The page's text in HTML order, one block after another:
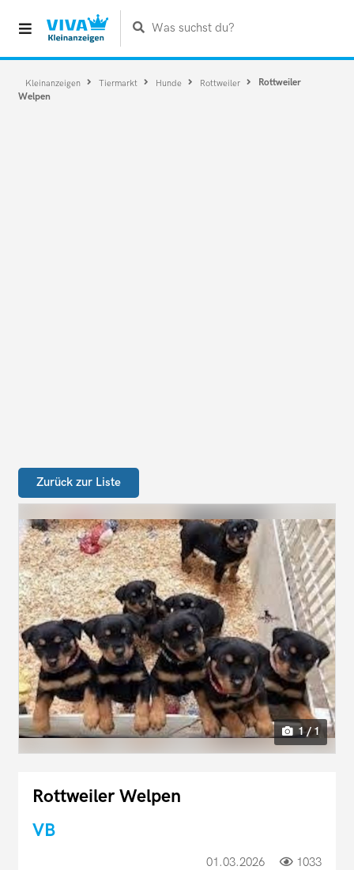
Was suchst du?
Kleinanzeigen Tiermarkt Hunde Rottweiler
Rottweiler
Welpen
Zurück zur Liste
1 / 1
Rottweiler Welpen
VB
01.03.2026 1033